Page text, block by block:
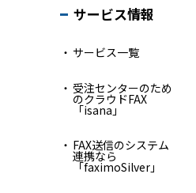
サービス情報
サービス一覧
受注センターのため
のクラウドFAX
「isana」
FAX送信のシステム
連携なら
「faximoSilver」